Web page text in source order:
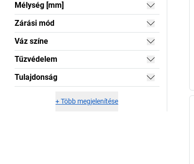
Mélység [mm]
Zárási mód
Váz színe
Tűzvédelem
Tulajdonság
+Több megjelenítése